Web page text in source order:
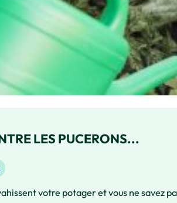
LES PUCERONS...
votre potager et vous ne savez